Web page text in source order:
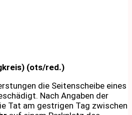
(ots/red.)
die Seitenscheibe eines
Nach Angaben der
Tat am gestrigen Tag zwischen